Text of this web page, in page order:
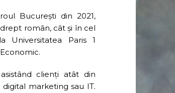
București din 2021,
român, cât și în cel
Paris 1
clienți atât din
marketing sau IT.